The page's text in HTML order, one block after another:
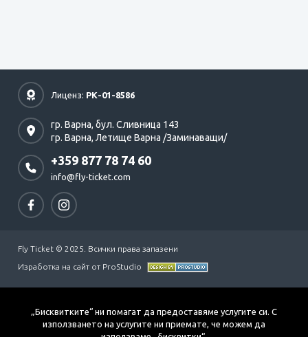
Лиценз: РК-01-8586
гр. Варна, бул. Сливница 143
гр. Варна, Летище Варна /Заминаващи/
+359 877 78 74 60
info@fly-ticket.com
Fly Ticket © 2025. Всички права запазени
Изработка на сайт от ProStudio
„Бисквитките“ ни помагат да предоставяме услугите си. С
използването на услугите ни приемате, че можем да